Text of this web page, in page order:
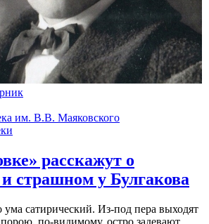
им. В.В. Маяковского
расскажут о
страшном у Булгакова
сатирический. Из-под пера выходят
по-видимому, остро задевают